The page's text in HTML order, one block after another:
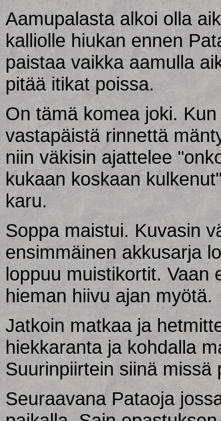
Aamupalasta alkoi olla
kalliolle hiukan ennen
paistaa vaikka aamulla
pitää itikat poissa.
On tämä komea joki.
vastapäistä rinnettä
niin väkisin ajattelee
kukaan koskaan
karu.
Soppa maistui. Kuvasin
ensimmäinen akkusarja
loppuu muistikortit. Vaan
hieman hiivu ajan myötä.
Jatkoin matkaa ja
hiekkaranta ja kohdalla
Suurinpiirtein siinä missä
Seuraavana Pataoja